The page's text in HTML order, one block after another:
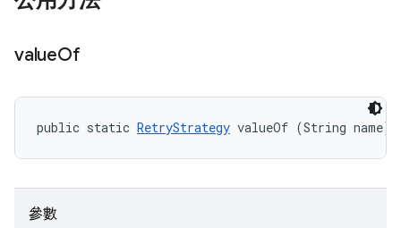
valueOf
public static RetryStrategy valueOf (String name)
參數